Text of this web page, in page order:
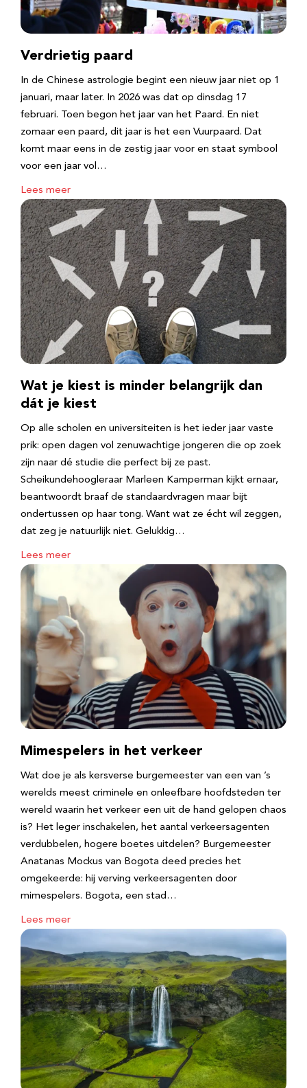
Verdrietig paard
In de Chinese astrologie begint een nieuw jaar niet op 1
januari, maar later. In 2026 was dat op dinsdag 17
februari. Toen begon het jaar van het Paard. En niet
zomaar een paard, dit jaar is het een Vuurpaard. Dat
komt maar eens in de zestig jaar voor en staat symbool
voor een jaar vol…
Lees meer
Wat je kiest is minder belangrijk dan
dát je kiest
Op alle scholen en universiteiten is het ieder jaar vaste
prik: open dagen vol zenuwachtige jongeren die op zoek
zijn naar dé studie die perfect bij ze past.
Scheikundehoogleraar Marleen Kamperman kijkt ernaar,
beantwoordt braaf de standaardvragen maar bijt
ondertussen op haar tong. Want wat ze écht wil zeggen,
dat zeg je natuurlijk niet. Gelukkig…
Lees meer
Mimespelers in het verkeer
Wat doe je als kersverse burgemeester van een van ’s
werelds meest criminele en onleefbare hoofdsteden ter
wereld waarin het verkeer een uit de hand gelopen chaos
is? Het leger inschakelen, het aantal verkeersagenten
verdubbelen, hogere boetes uitdelen? Burgemeester
Anatanas Mockus van Bogota deed precies het
omgekeerde: hij verving verkeersagenten door
mimespelers. Bogota, een stad…
Lees meer